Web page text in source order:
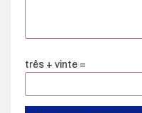
três + vinte =